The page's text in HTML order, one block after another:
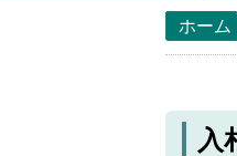
ホーム
入